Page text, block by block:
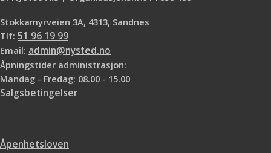
Stokkamyrveien 3A, 4313, Sandnes
Tlf: 51 96 19 99
Email: admin@nysted.no
Åpningstider administrasjon:
Mandag - Fredag: 08.00 - 15.00
Salgsbetingelser
Åpenhetsloven